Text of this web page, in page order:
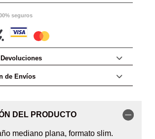
seguros
de Envíos
DEL PRODUCTO
mediano plana, formato slim.